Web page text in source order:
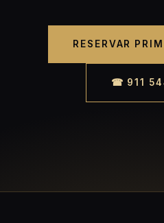
RESERVAR
☎ 911